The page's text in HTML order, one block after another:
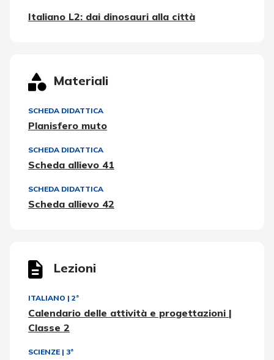
Italiano L2: dai dinosauri alla città
Materiali
SCHEDA DIDATTICA
Planisfero muto
SCHEDA DIDATTICA
Scheda allievo 41
SCHEDA DIDATTICA
Scheda allievo 42
Lezioni
ITALIANO | 2ª
Calendario delle attività e progettazioni |
Classe 2
SCIENZE | 3ª